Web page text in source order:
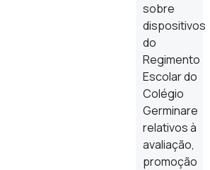
sobre
dispositivos
do
Regimento
Escolar do
Colégio
Germinare
relativos à
avaliação,
promoção